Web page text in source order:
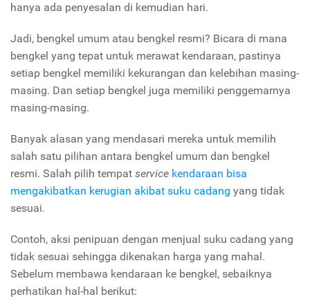
hanya ada penyesalan di kemudian hari.
Jadi, bengkel umum atau bengkel resmi? Bicara di mana
bengkel yang tepat untuk merawat kendaraan, pastinya
setiap bengkel memiliki kekurangan dan kelebihan masing-
masing. Dan setiap bengkel juga memiliki penggemarnya
masing-masing.
Banyak alasan yang mendasari mereka untuk memilih
salah satu pilihan antara bengkel umum dan bengkel
resmi. Salah pilih tempat service kendaraan bisa
mengakibatkan kerugian akibat suku cadang yang tidak
sesuai.
Contoh, aksi penipuan dengan menjual suku cadang yang
tidak sesuai sehingga dikenakan harga yang mahal.
Sebelum membawa kendaraan ke bengkel, sebaiknya
perhatikan hal-hal berikut: